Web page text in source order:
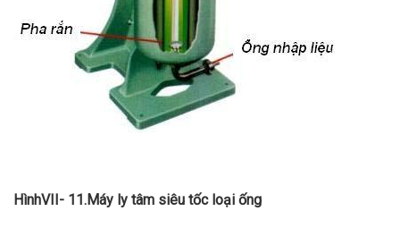
HìnhVII- 11 .Máy ly tâm siêu tốc loại ống